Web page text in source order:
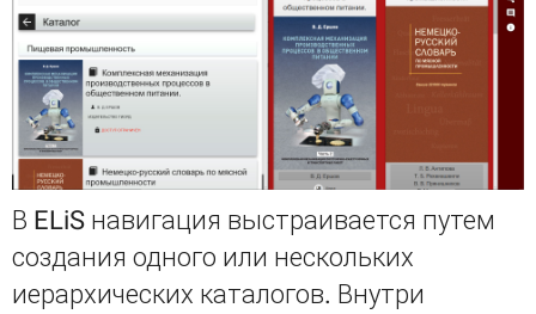
В ELiS навигация выстраивается путем
создания одного или нескольких
иерархических каталогов. Внутри